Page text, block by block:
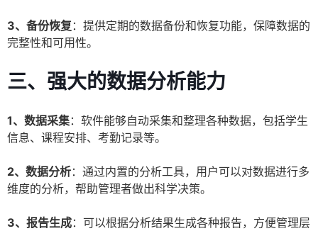
3、备份恢复 ：提供定期的数据备份和恢复功能，保障数据的
完整性和可用性。
三、强大的数据分析能力
1、数据采集：软件能够自动采集和整理各种数据，包括学生
信息、课程安排、考勤记录等。
2、数据分析：通过内置的分析工具，用户可以对数据进行多
维度的分析，帮助管理者做出科学决策。
3、报告生成：可以根据分析结果生成各种报告，方便管理层